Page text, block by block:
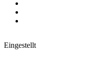
Eingestellt